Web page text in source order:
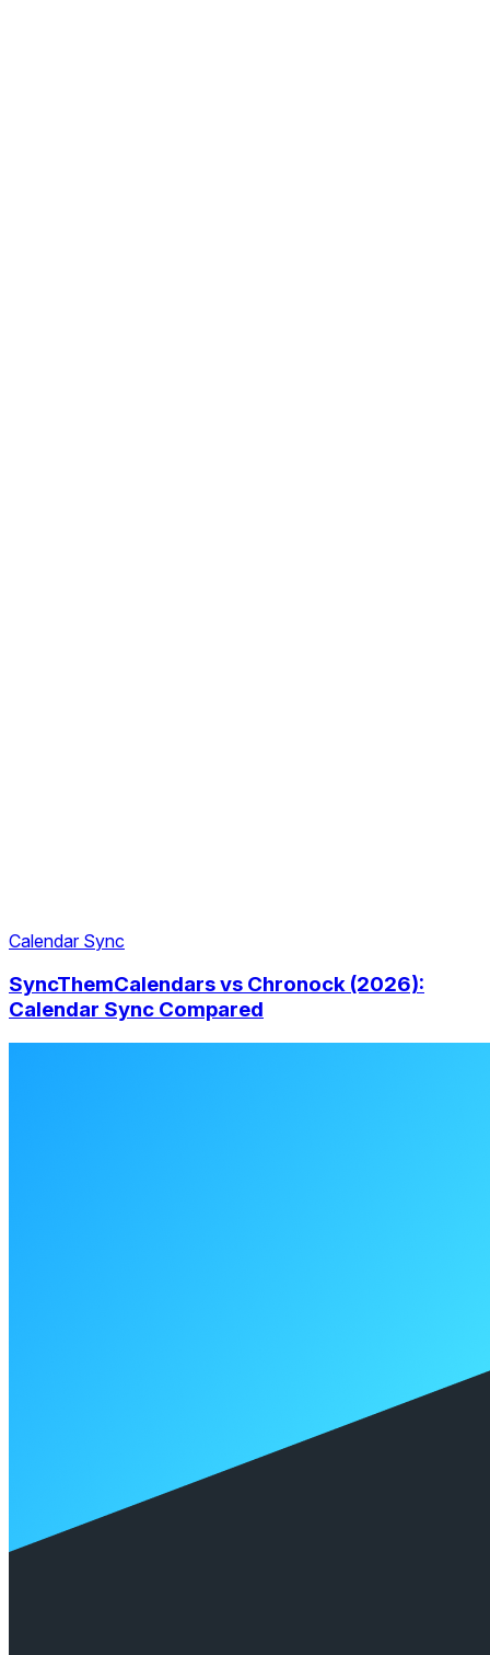
Calendar Sync
SyncThemCalendars vs Chronock (2026):
Calendar Sync Compared